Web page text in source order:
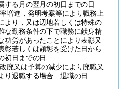
する月の翌月の初日までの日
増進，発明考案等により職務上
より，又は辺地若しくは特殊の
な勤務条件の下で職務に献身精
功労があったことにより表彰又
若しくは顕彰を受けた日から
初日までの日
廃又は予算の減少により廃職又
り退職する場合 退職の日